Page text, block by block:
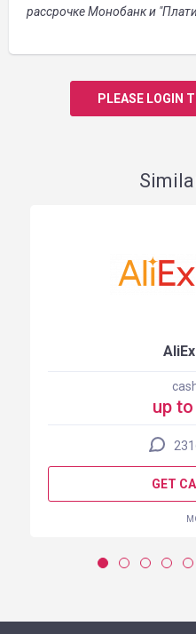
рассрочке Монобанк и
PLEASE LOGIN
up to
GET